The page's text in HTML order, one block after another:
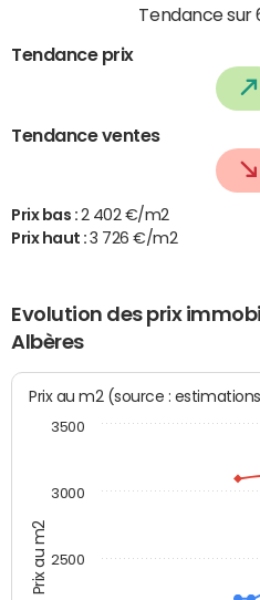
Tendance sur
Tendance prix
Tendance ventes
Prix bas : 2 402 €/m2
Prix haut :3 726 €/m2
Evolution des prix
Albères
Prix au m2
Prix au m2 (source :
2500
3000
3500